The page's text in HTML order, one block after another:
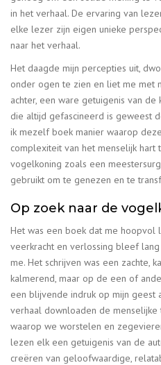
in het verhaal. De ervaring van
elke lezer zijn eigen unieke
naar het verhaal.
Het daagde mijn percepties uit,
onder ogen te zien en liet me met
achter, een ware getuigenis van
die altijd gefascineerd is geweest
ik mezelf boek manier waarop
complexiteit van het menselijk hart
vogelkoning zoals een
gebruikt om te genezen en te
Op zoek naar de
Het was een boek dat me hoopvol
veerkracht en verlossing bleef
me. Het schrijven was een zachte,
kalmerend, maar op de een of
een blijvende indruk op mijn geest
verhaal downloaden de
waarop we worstelen en
lezen elk een getuigenis van de
creëren van geloofwaardige,